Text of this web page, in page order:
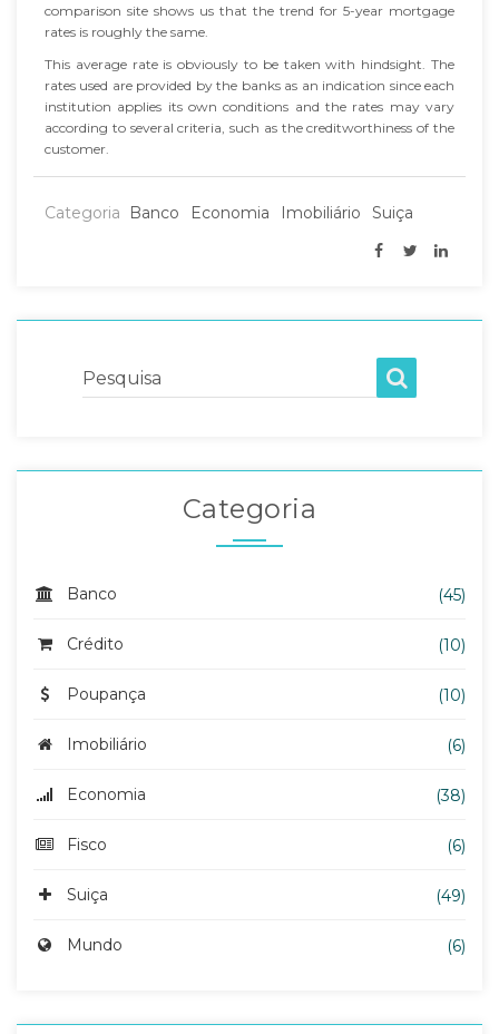
comparison site shows us that the trend for 5-year mortgage
rates is roughly the same.
This average rate is obviously to be taken with hindsight. The
rates used are provided by the banks as an indication since each
institution applies its own conditions and the rates may vary
according to several criteria, such as the creditworthiness of the
customer.
Categoria Banco Economia Imobiliário Suiça
Pesquisa
Categoria
Banco (45)
Crédito (10)
Poupança (10)
Imobiliário (6)
Economia (38)
Fisco (6)
Suiça (49)
Mundo (6)